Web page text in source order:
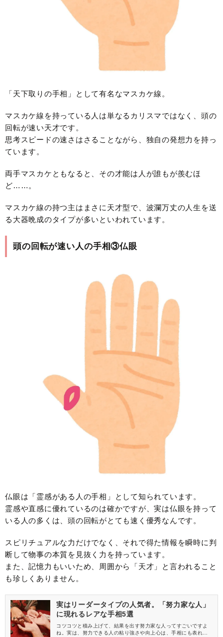
「天下取りの手相」として有名なマスカケ線。
マスカケ線を持っている人は単なるカリスマではなく、頭の
回転が速い天才です。
思考スピードの速さはさることながら、独自の発想力を持っ
ています。
両手マスカケともなると、その才能は人が誰もが羨むほ
ど……。
マスカケ線の持つ主はまさに天才型で、波瀾万丈の人生を送
る大器晩成のタイプが多いといわれています。
頭の回転が速い人の手相③仏眼
仏眼は「霊感がある人の手相」として知られています。
霊感や直感に優れているのは確かですが、実は仏眼を持って
いる人の多くは、頭の回転がとても速く優秀なんです。
スピリチュアルな力だけでなく、それで得た情報を瞬時に判
断して物事の本質を見抜く力を持っています。
また、記憶力もいいため、周囲から「天才」と言われること
も珍しくありません。
実はリーダータイプの人気者。「努力家な人」
に現れるレアな手相5選
コツコツと積み上げて、結果を出す努力家な人ってすごいですよ
ね。実は、努力できる人の粘り強さや向上心は、手相にも表れる